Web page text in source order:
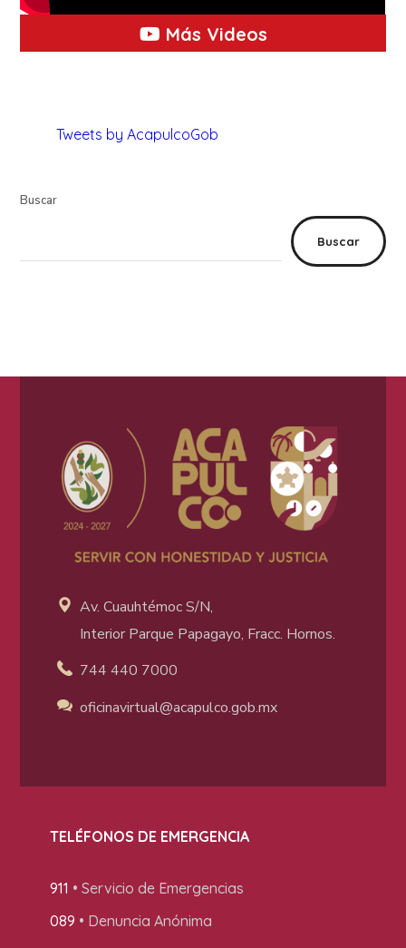
Más Videos
Tweets by AcapulcoGob
Buscar
Buscar
Av. Cuauhtémoc S/N,
Interior Parque Papagayo, Fracc. Hornos.
744 440 7000
oficinavirtual@acapulco.gob.mx
TELÉFONOS DE EMERGENCIA
911 • Servicio de Emergencias
089 • Denuncia Anónima